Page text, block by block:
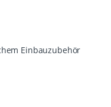
Einbauzubehör